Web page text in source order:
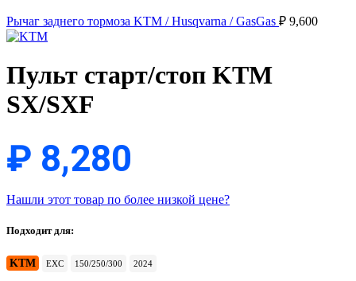
Рычаг заднего тормоза KTM / Husqvarna / GasGas ₽ 9,600
Пульт старт/стоп KTM
SX/SXF
₽ 8,280
Нашли этот товар по более низкой цене?
Подходит для:
KTM EXC 150/250/300 2024